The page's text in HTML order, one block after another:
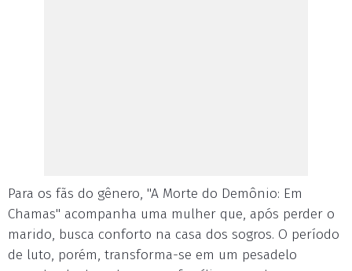
Para os fãs do gênero, "A Morte do Demônio: Em
Chamas" acompanha uma mulher que, após perder o
marido, busca conforto na casa dos sogros. O período
de luto, porém, transforma-se em um pesadelo